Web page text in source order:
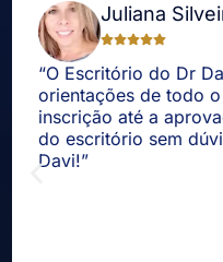
Juliana
“O Escritório do Dr
orientações de todo
inscrição até a
do escritório sem
Davi!”